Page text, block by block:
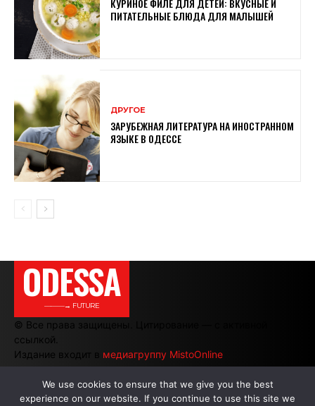
КУРИНОЕ ФИЛЕ ДЛЯ ДЕТЕЙ: ВКУСНЫЕ И
ПИТАТЕЛЬНЫЕ БЛЮДА ДЛЯ МАЛЫШЕЙ
ДРУГОЕ
ЗАРУБЕЖНАЯ ЛИТЕРАТУРА НА ИНОСТРАННОМ
ЯЗЫКЕ В ОДЕССЕ
ODESSA
———→ FUTURE
© Все права защищены. Цитирование — с активной
ссылкой.
Издание входит в медиагруппу MistoOnline
АВТОРЫ | РЕКЛАМА НА САЙТЕ
We use cookies to ensure that we give you the best
experience on our website. If you continue to use this site we